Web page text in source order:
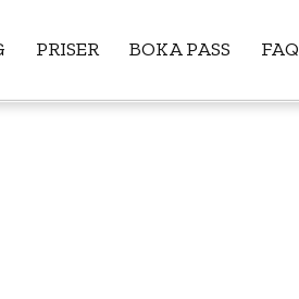
PRISER BOKA PASS FAQ